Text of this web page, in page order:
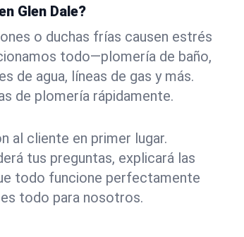
Glen Dale?
o duchas frías causen estrés
todo—plomería de baño,
de agua, líneas de gas y más.
de plomería rápidamente.
al cliente en primer lugar.
tus preguntas, explicará las
todo funcione perfectamente
todo para nosotros.